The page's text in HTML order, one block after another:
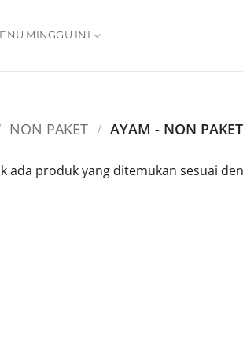
MINGGU INI
NON PAKET / AYAM - NON PAKET
ada produk yang ditemukan sesuai